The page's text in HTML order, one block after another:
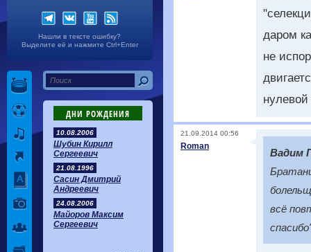
Нашли в тексте ошибку?
Выделите её и нажмите Ctrl+Enter
ДНИ РОЖДЕНИЯ
10.08.2006
Шубин Кирилл
Сергеевич
21.08.1996
Сасин Дмитрий
Андреевич
24.08.2006
Майоров Максим
Сергеевич
даром
не
21.09.2014 00:56
Roman
Вадим
всё